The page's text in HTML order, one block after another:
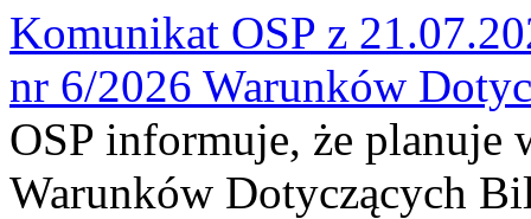
Komunikat OSP z
nr 6/2026 Warunków
OSP informuje, że planuje
Warunków Dotyczących